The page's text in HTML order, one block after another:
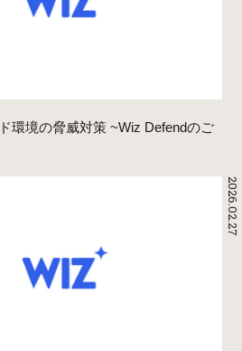
環境の脅威対策 ~Wiz Defendのご
2026.02.27